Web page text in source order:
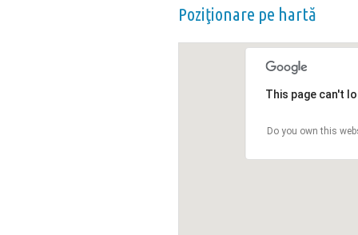
Poziţionare pe hartă
This page can't
Do you own this